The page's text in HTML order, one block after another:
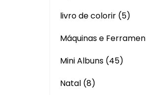
livro de colorir (5)
Máquinas e
Mini Albuns (45)
Natal (8)